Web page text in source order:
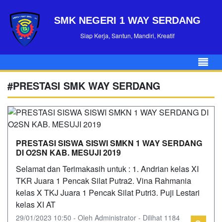
SMK NEGERI 1 WAY SERDANG
Siap Kerja, Santun, Mandiri, Kreatif
#PRESTASI SMK WAY SERDANG
PRESTASI SISWA SISWI SMKN 1 WAY SERDANG
DI O2SN KAB. MESUJI 2019
Selamat dan Terimakasih untuk : 1. Andrian kelas XI
TKR Juara 1 Pencak Silat Putra2. Vina Rahmania
kelas X TKJ Juara 1 Pencak Silat Putri3. Puji Lestari
kelas XI AT
29/01/2023 10:50 - Oleh Administrator - Dilihat 1184